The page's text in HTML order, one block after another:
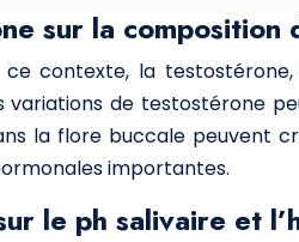
sur la composition
contexte, la
variations de testostérone
la flore buccale peuvent
importantes.
le ph salivaire et